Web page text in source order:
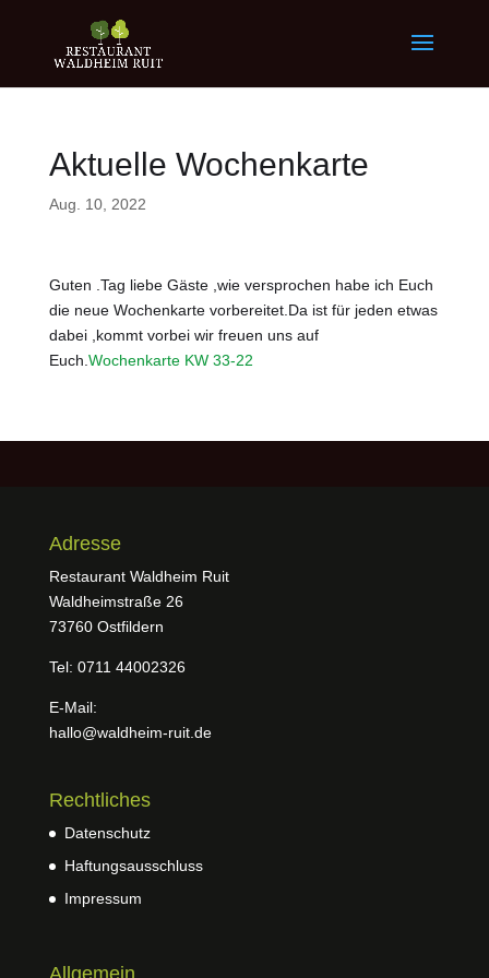
Aktuelle Wochenkarte
Aug. 10, 2022
Guten .Tag liebe Gäste ,wie versprochen habe ich Euch
die neue Wochenkarte vorbereitet.Da ist für jeden etwas
dabei ,kommt vorbei wir freuen uns auf
Euch. Wochenkarte KW 33-22
Adresse
Restaurant Waldheim Ruit
Waldheimstraße 26
73760 Ostfildern
Tel: 0711 44002326
E-Mail:
hallo@waldheim-ruit.de
Rechtliches
Datenschutz
Haftungsausschluss
Impressum